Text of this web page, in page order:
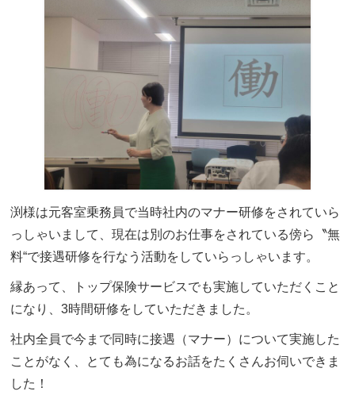
渕様は元客室乗務員で当時社内のマナー研修をされていら
っしゃいまして、現在は別のお仕事をされている傍ら〝無
料“で接遇研修を行なう活動をしていらっしゃいます。
縁あって、トップ保険サービスでも実施していただくこと
になり、3時間研修をしていただきました。
社内全員で今まで同時に接遇（マナー）について実施した
ことがなく、とても為になるお話をたくさんお伺いできま
した！